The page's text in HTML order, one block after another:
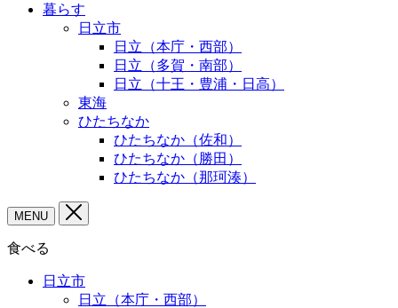
暮らす
日立市
日立（本庁・西部）
日立（多賀・南部）
日立（十王・豊浦・日高）
東海
ひたちなか
ひたちなか（佐和）
ひたちなか（勝田）
ひたちなか（那珂湊）
MENU
食べる
日立市
日立（本庁・西部）